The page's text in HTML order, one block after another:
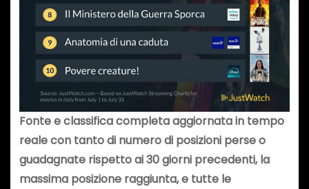
Fonte e classifica completa aggiornata in tempo
reale con tanto di numero di posizioni perse o
guadagnate rispetto ai 30 giorni precedenti, la
massima posizione raggiunta, e tutte le